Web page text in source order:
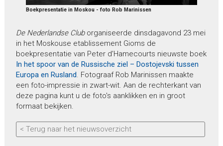
Boekpresentatie in Moskou - foto Rob Marinissen
De Nederlandse Cluborganiseerde dinsdagavond 23 mei
in het Moskouse etablissement Gioms de
boekpresentatie van Peter d’Hamecourts nieuwste boek
In het spoor van de Russische ziel – Dostojevski tussen
Europa en Rusland. Fotograaf Rob Marinissen maakte
een foto-impressie in zwart-wit. Aan de rechterkant van
deze pagina kunt u de foto's aanklikken en in groot
formaat bekijken.
< Terug naar het nieuwsoverzicht